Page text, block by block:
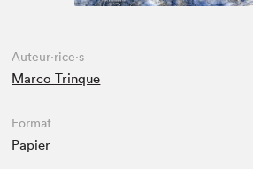
Auteur·rice·s
Marco Trinque
Format
Papier